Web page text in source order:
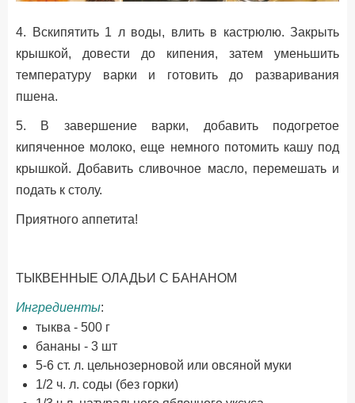
4. Вскипятить 1 л воды, влить в кастрюлю. Закрыть
крышкой, довести до кипения, затем уменьшить
температуру варки и готовить до разваривания
пшена.
5. В завершение варки, добавить подогретое
кипяченное молоко, еще немного потомить кашу под
крышкой. Добавить сливочное масло, перемешать и
подать к столу.
Приятного аппетита!
ТЫКВЕННЫЕ ОЛАДЬИ С БАНАНОМ
Ингредиенты:
тыква - 500 г
бананы - 3 шт
5-6 ст. л. цельнозерновой или овсяной муки
1/2 ч. л. соды (без горки)